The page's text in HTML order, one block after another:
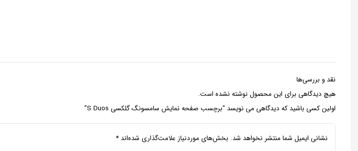
نقد و بررسی‌ها
هیچ دیدگاهی برای این محصول نوشته نشده است.
اولین کسی باشید که دیدگاهی می نویسد “برچسب صفحه نمایش سامسونگ گلکسی S Duos”
نشانی ایمیل شما منتشر نخواهد شد. بخش‌های موردنیاز علامت‌گذاری شده‌اند *